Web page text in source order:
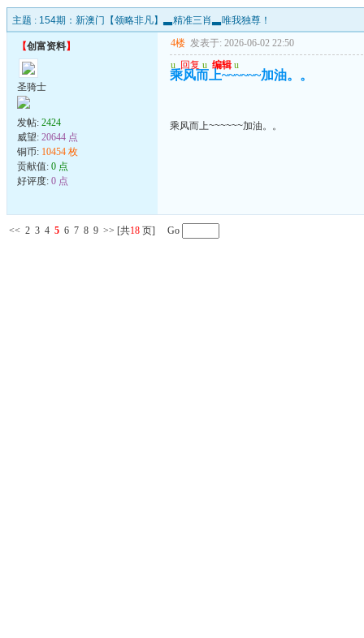
主题 : 154期：新澳门【领略非凡】▃精准三肖▃唯我独尊！
【创富资料】
圣骑士
发帖: 2424
威望: 20644 点
铜币: 10454 枚
贡献值: 0 点
好评度: 0 点
4楼 发表于: 2026-06-02 22:50
u 回复 u 编辑 u
乘风而上~~~~~~加油。。
乘风而上~~~~~~加油。。
<< 2 3 4 5 6 7 8 9 >> [共18 页] Go